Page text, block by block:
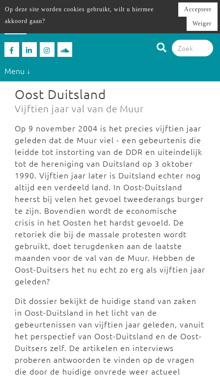
Menu ↓
Oost Duitsland
Vijftien jaar val van de Muur
Op 9 november 2004 is het precies vijftien jaar
geleden dat de Muur viel - een gebeurtenis die
leidde tot instorting van de DDR en uiteindelijk
tot de hereniging van Duitsland op 3 oktober
1990. Vijftien jaar later is Duitsland echter nog
altijd een verdeeld land. In Oost-Duitsland
heerst bij velen het gevoel tweederangs burger
te zijn. Bovendien wordt de economische
crisis in het Oosten het hardst gevoeld. De
retoriek die bij de massale protesten wordt
gebruikt, doet terugdenken aan de laatste
maanden voor de val van de Muur. Hebben de
Oost-Duitsers het nu echt zo erg als vijftien jaar
geleden?
Dit dossier bekijkt de huidige stand van zaken
in Oost-Duitsland in het licht van de
gebeurtenissen van vijftien jaar geleden, vanuit
het perspectief van Oost-Duitsland en de Oost-
Duitsers zelf. De artikelen en interviews
proberen antwoorden te vinden op de vragen
die door de huidige onvrede weer actueel
Op deze site worden cookies gebruikt, wilt u hiermee
akkoord gaan?
Accepteer
Weiger